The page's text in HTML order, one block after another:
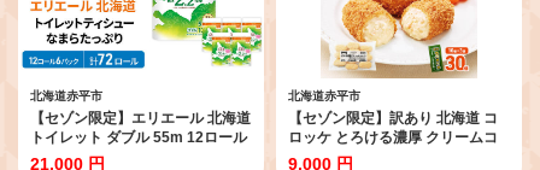
北海道赤平市
【セゾン限定】エリエール 北海道
トイレット ダブル 55m 12ロール
×6パック 最短 10日以内配送 最短
21,000 円
北海道赤平市
【セゾン限定】訳あり 北海道 コ
ロッケ とろける濃厚 クリームコ
ロッケ 計30個 10個 ×3 国産 紅ず
9,000 円